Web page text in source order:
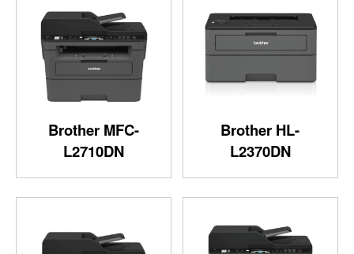
Brother HL-
L2370DN
Brother MFC-
L2710DN